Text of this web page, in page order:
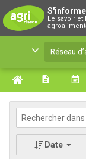
Le savoir
Le savoir
Réseau
Date